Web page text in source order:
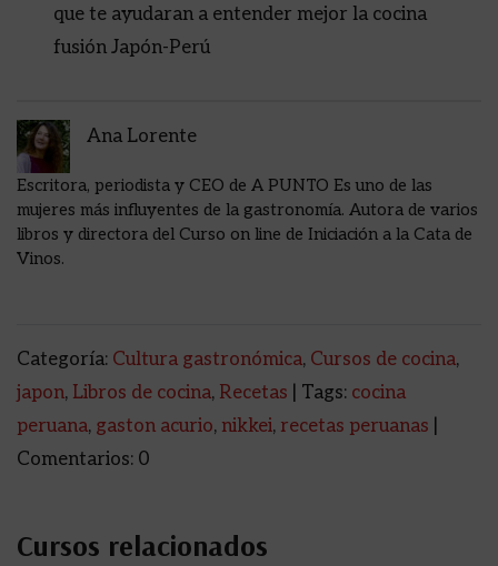
que te ayudaran a entender mejor la cocina
fusión Japón-Perú
Ana Lorente
Escritora, periodista y CEO de A PUNTO Es uno de las
mujeres más influyentes de la gastronomía. Autora de varios
libros y directora del Curso on line de Iniciación a la Cata de
Vinos.
Categoría: Cultura gastronómica, Cursos de cocina,
japon, Libros de cocina, Recetas | Tags: cocina
peruana, gaston acurio, nikkei, recetas peruanas
Comentarios: 0
Cursos relacionados